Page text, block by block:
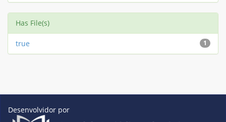
Has File(s)
1
true
Desenvolvidor por